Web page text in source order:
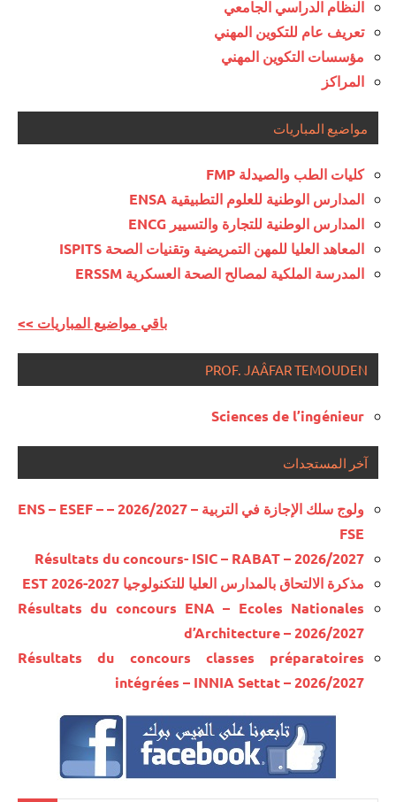
النظام الدراسي الجامعي
تعريف عام للتكوين المهني
مؤسسات التكوين المهني
المراكز
مواضيع المباريات
كليات الطب والصيدلة FMP
المدارس الوطنية للعلوم التطبيقية ENSA
المدارس الوطنية للتجارة والتسيير ENCG
المعاهد العليا للمهن التمريضية وتقنيات الصحة ISPITS
المدرسة الملكية لمصالح الصحة العسكرية ERSSM
<< باقي مواضيع المباريات
PROF. JAÂFAR TEMOUDEN
Sciences de l’ingénieur
آخر المستجدات
ولوج سلك الإجازة في التربية – 2026/2027 – ENS – ESEF –
FSE
Résultats du concours- ISIC – RABAT – 2026/2027
مذكرة الالتحاق بالمدارس العليا للتكنولوجيا EST 2026-2027
Résultats du concours ENA – Ecoles Nationales
d’Architecture – 2026/2027
Résultats du concours classes préparatoires
intégrées – INNIA Settat – 2026/2027